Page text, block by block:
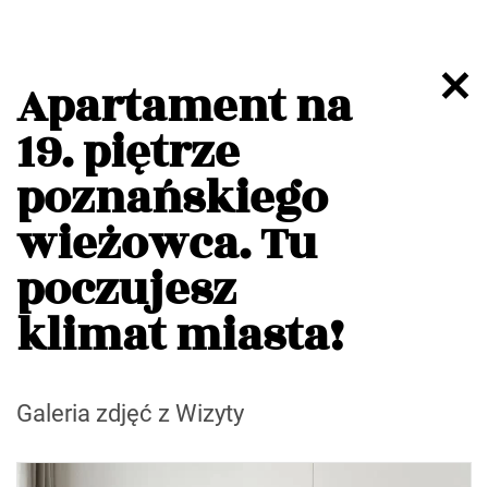
Apartament na
19. piętrze
poznańskiego
wieżowca. Tu
poczujesz
klimat miasta!
Galeria zdjęć z Wizyty